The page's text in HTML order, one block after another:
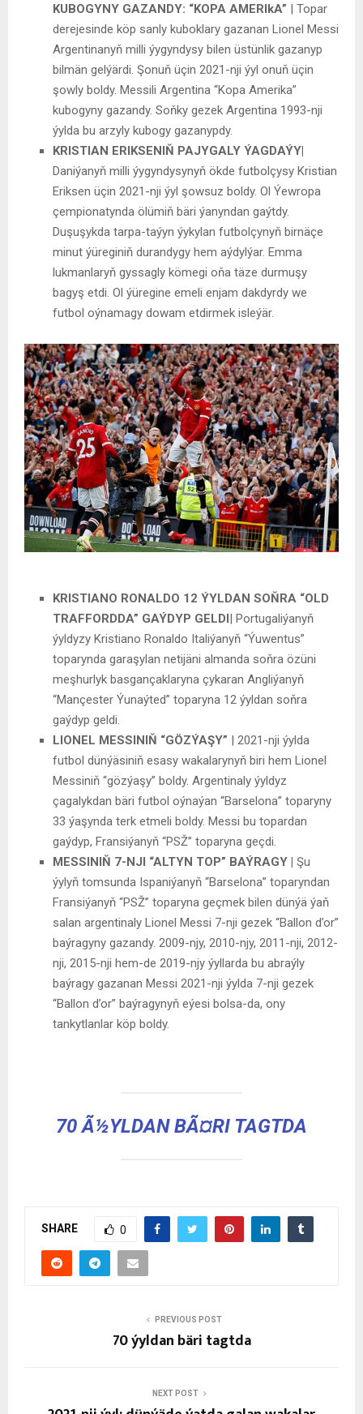
KUBOGYNY GAZANDY: “KOPA AMERIkA” | Topar
derejesinde köp sanly kuboklary gazanan Lionel Messi
Argentinanyň milli ýygyndysy bilen üstünlik gazanyp
bilmän gelýärdi. Şonuň üçin 2021-nji ýyl onuň üçin
şowly boldy. Messili Argentina “Kopa Amerika”
kubogyny gazandy. Soňky gezek Argentina 1993-nji
ýylda bu arzyly kubogy gazanypdy.
KRISTIAN ERIKSENIŇ PAJYGALY ÝAGDAÝY|
Daniýanyň milli ýygyndysynyň ökde futbolçysy Kristian
Eriksen üçin 2021-nji ýyl şowsuz boldy. Ol Ýewropa
çempionatynda ölümiň bäri ýanyndan gaýtdy.
Duşuşykda tarpa-taýyn ýykylan futbolçynyň birnäçe
minut ýüreginiň durandygy hem aýdylýar. Emma
lukmanlaryň gyssagly kömegi oňa täze durmuşy
bagyş etdi. Ol ýüregine emeli enjam dakdyrdy we
futbol oýnamagy dowam etdirmek isleýär.
KRISTIANO RONALDO 12 ÝYLDAN SOŇRA “OLD
TRAFFORDDA” GAÝDYP GELDI| Portugaliýanyň
ýyldyzy Kristiano Ronaldo Italiýanyň “Ýuwentus”
toparynda garaşylan netijäni almanda soňra özüni
meşhurlyk basgançaklaryna çykaran Angliýanyň
“Mançester Ýunaýted” toparyna 12 ýyldan soňra
gaýdyp geldi.
LIONEL MESSINIŇ “GÖZÝAŞY” | 2021-nji ýylda
futbol dünýäsiniň esasy wakalarynyň biri hem Lionel
Messiniň “gözýaşy” boldy. Argentinaly ýyldyz
çagalykdan bäri futbol oýnaýan “Barselona” toparyny
33 ýaşynda terk etmeli boldy. Messi bu topardan
gaýdyp, Fransiýanyň “PSŽ” toparyna geçdi.
MESSINIŇ 7-NJI “ALTYN TOP” BAÝRAGY | Şu
ýylyň tomsunda Ispaniýanyň “Barselona” toparyndan
Fransiýanyň “PSŽ” toparyna geçmek bilen dünýä ýaň
salan argentinaly Lionel Messi 7-nji gezek “Ballon d’or”
baýragyny gazandy. 2009-njy, 2010-njy, 2011-nji, 2012-
nji, 2015-nji hem-de 2019-njy ýyllarda bu abraýly
baýragy gazanan Messi 2021-nji ýylda 7-nji gezek
“Ballon d’or” baýragynyň eýesi bolsa-da, ony
tankytlanlar köp boldy.
70 Ã½YLDAN BÃ¤RI TAGTDA
SHARE 0
PREVIOUS POST
70 ýyldan bäri tagtda
NEXT POST